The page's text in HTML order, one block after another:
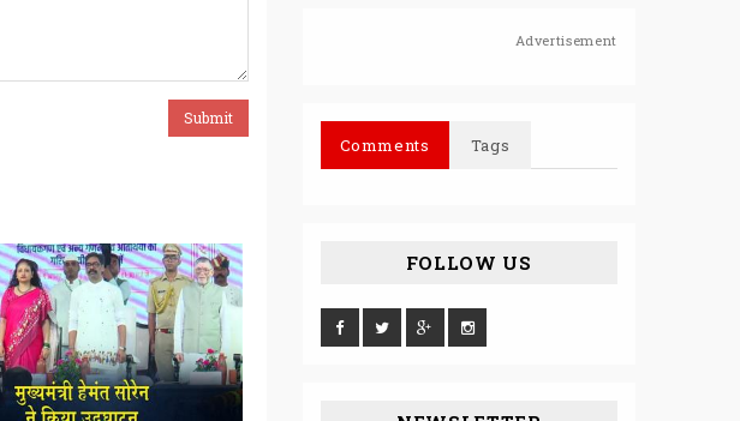
Advertisement
Comments Tags
FOLLOW US